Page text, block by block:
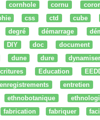
cornhole cornu
css ctd cube
degré démarrage
DIY doc document
dune dure dynamiser
Education
enregistrements entretien
ethnobotanique
fabrication fabriquer